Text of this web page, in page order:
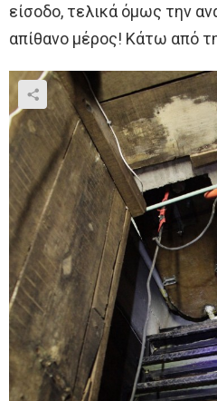
είσοδο, τελικά όμως την
απίθανο μέρος! Κάτω από